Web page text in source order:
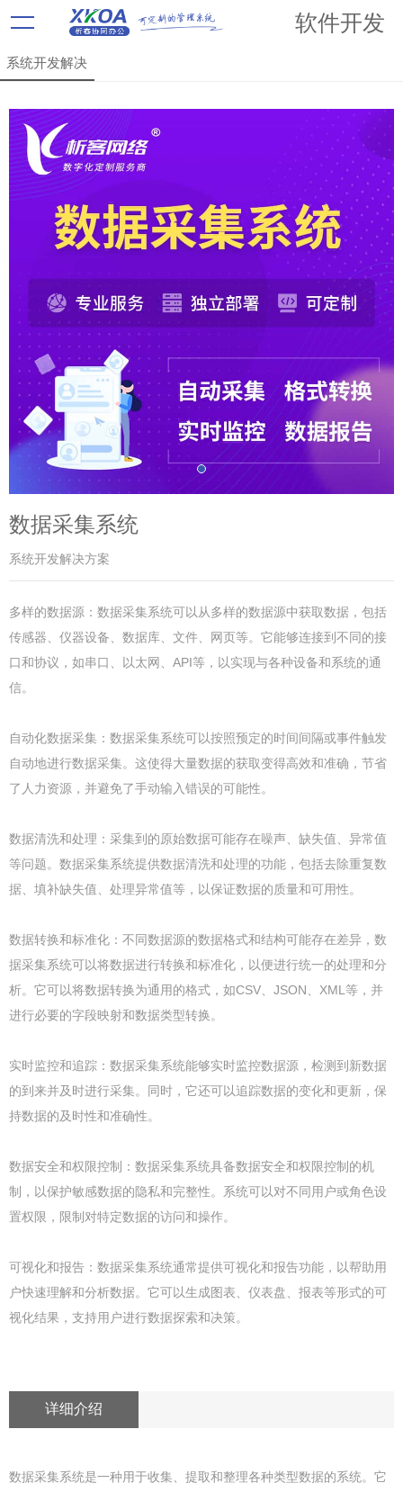
软件开发
系统开发解决
数据采集系统
系统开发解决方案
多样的数据源：数据采集系统可以从多样的数据源中获取数据，包括
传感器、仪器设备、数据库、文件、网页等。它能够连接到不同的接
口和协议，如串口、以太网、API等，以实现与各种设备和系统的通
信。
自动化数据采集：数据采集系统可以按照预定的时间间隔或事件触发
自动地进行数据采集。这使得大量数据的获取变得高效和准确，节省
了人力资源，并避免了手动输入错误的可能性。
数据清洗和处理：采集到的原始数据可能存在噪声、缺失值、异常值
等问题。数据采集系统提供数据清洗和处理的功能，包括去除重复数
据、填补缺失值、处理异常值等，以保证数据的质量和可用性。
数据转换和标准化：不同数据源的数据格式和结构可能存在差异，数
据采集系统可以将数据进行转换和标准化，以便进行统一的处理和分
析。它可以将数据转换为通用的格式，如CSV、JSON、XML等，并
进行必要的字段映射和数据类型转换。
实时监控和追踪：数据采集系统能够实时监控数据源，检测到新数据
的到来并及时进行采集。同时，它还可以追踪数据的变化和更新，保
持数据的及时性和准确性。
数据安全和权限控制：数据采集系统具备数据安全和权限控制的机
制，以保护敏感数据的隐私和完整性。系统可以对不同用户或角色设
置权限，限制对特定数据的访问和操作。
可视化和报告：数据采集系统通常提供可视化和报告功能，以帮助用
户快速理解和分析数据。它可以生成图表、仪表盘、报表等形式的可
视化结果，支持用户进行数据探索和决策。
详细介绍
数据采集系统是一种用于收集、提取和整理各种类型数据的系统。它